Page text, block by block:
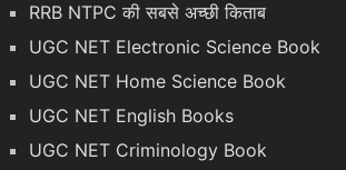
RRB NTPC की सबसे अच्छी किताब
UGC NET Electronic Science Book
UGC NET Home Science Book
UGC NET English Books
UGC NET Criminology Book